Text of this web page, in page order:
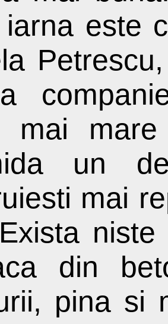
este
mai
un
mai
din
pina si